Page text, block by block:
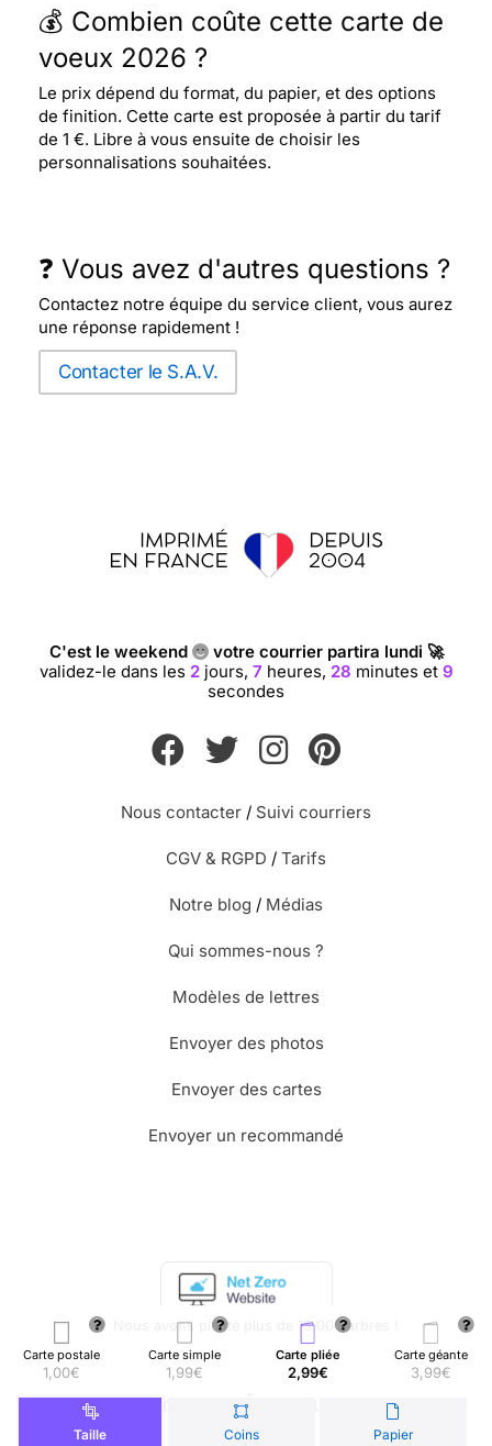
Carte postale
1,00€
Carte simple
1,99€
Carte pliée
2,99€
Carte géante
3,99€
Taille Coins Papier
💰 Combien coûte cette carte de
voeux 2026 ?
Le prix dépend du format, du papier, et des options
de finition. Cette carte est proposée à partir du tarif
de 1 €. Libre à vous ensuite de choisir les
personnalisations souhaitées.
❓ Vous avez d'autres questions ?
Contactez notre équipe du service client, vous aurez
une réponse rapidement !
Contacter le S.A.V.
C'est le weekend
votre courrier partira lundi 🚀
validez-le dans les 2jours, 7 heures, 28 minutes et 8
secondes
Nous contacter / Suivi courriers
CGV & RGPD / Tarifs
Notre blog / Médias
Qui sommes-nous ?
Modèles de lettres
Envoyer des photos
Envoyer des cartes
Envoyer un recommandé
🌳 Nous avons planté plus de 13.000 arbres !
© Merci Facteur